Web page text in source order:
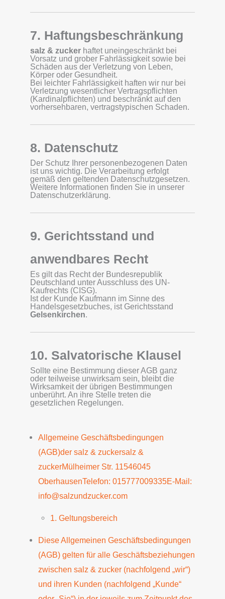
7. Haftungsbeschränkung
salz & zucker haftet uneingeschränkt bei
Vorsatz und grober Fahrlässigkeit sowie bei
Schäden aus der Verletzung von Leben,
Körper oder Gesundheit.
Bei leichter Fahrlässigkeit haften wir nur bei
Verletzung wesentlicher Vertragspflichten
(Kardinalpflichten) und beschränkt auf den
vorhersehbaren, vertragstypischen Schaden.
8. Datenschutz
Der Schutz Ihrer personenbezogenen Daten
ist uns wichtig. Die Verarbeitung erfolgt
gemäß den geltenden Datenschutzgesetzen.
Weitere Informationen finden Sie in unserer
Datenschutzerklärung.
9. Gerichtsstand und
anwendbares Recht
Es gilt das Recht der Bundesrepublik
Deutschland unter Ausschluss des UN-
Kaufrechts (CISG).
Ist der Kunde Kaufmann im Sinne des
Handelsgesetzbuches, ist Gerichtsstand
Gelsenkirchen.
10. Salvatorische Klausel
Sollte eine Bestimmung dieser AGB ganz
oder teilweise unwirksam sein, bleibt die
Wirksamkeit der übrigen Bestimmungen
unberührt. An ihre Stelle treten die
gesetzlichen Regelungen.
Allgemeine Geschäftsbedingungen
(AGB)der salz & zuckersalz &
zuckerMülheimer Str. 11546045
OberhausenTelefon: 015777009335E-Mail:
info@salzundzucker.com
1. Geltungsbereich
Diese Allgemeinen Geschäftsbedingungen
(AGB) gelten für alle Geschäftsbeziehungen
zwischen salz & zucker (nachfolgend „wir“)
und ihren Kunden (nachfolgend „Kunde“